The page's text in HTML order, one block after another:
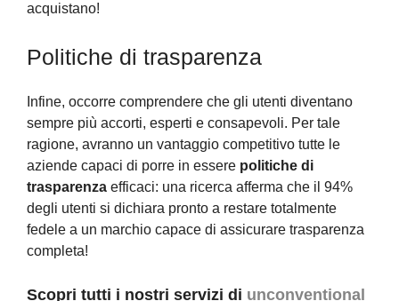
acquistano!
Politiche di trasparenza
Infine, occorre comprendere che gli utenti diventano
sempre più accorti, esperti e consapevoli. Per tale
ragione, avranno un vantaggio competitivo tutte le
aziende capaci di porre in essere politiche di
trasparenza efficaci: una ricerca afferma che il 94%
degli utenti si dichiara pronto a restare totalmente
fedele a un marchio capace di assicurare trasparenza
completa!
Scopri tutti i nostri servizi di unconventional